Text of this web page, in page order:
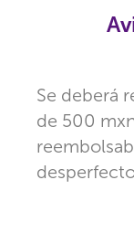
Se deberá
de 500